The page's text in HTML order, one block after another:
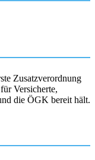
Zusatzverordnung
Versicherte,
die ÖGK bereit hält.